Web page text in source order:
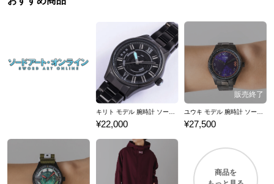
¥22,000 ¥27,500
商品を